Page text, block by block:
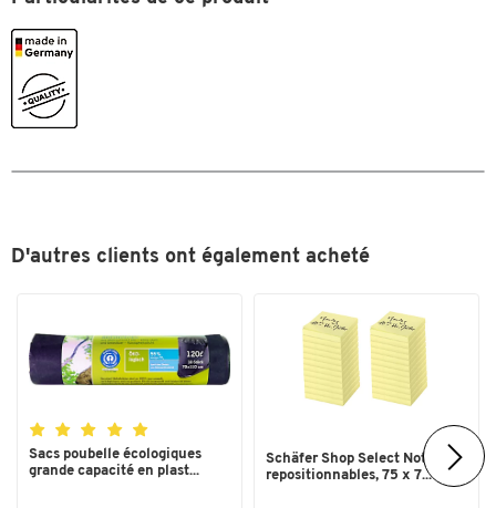
D'autres clients ont également acheté
Sacs poubelle écologiques
grande capacité en plast...
Schäfer Shop Select Notes
repositionnables, 75 x 7...